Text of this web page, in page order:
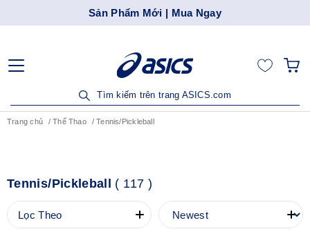
Sản Phẩm Mới | Mua Ngay
Tìm kiếm trên trang ASICS.com
Trang chủ Thể Thao Tennis/Pickleball
Tennis/Pickleball ( 117 )
Lọc Theo